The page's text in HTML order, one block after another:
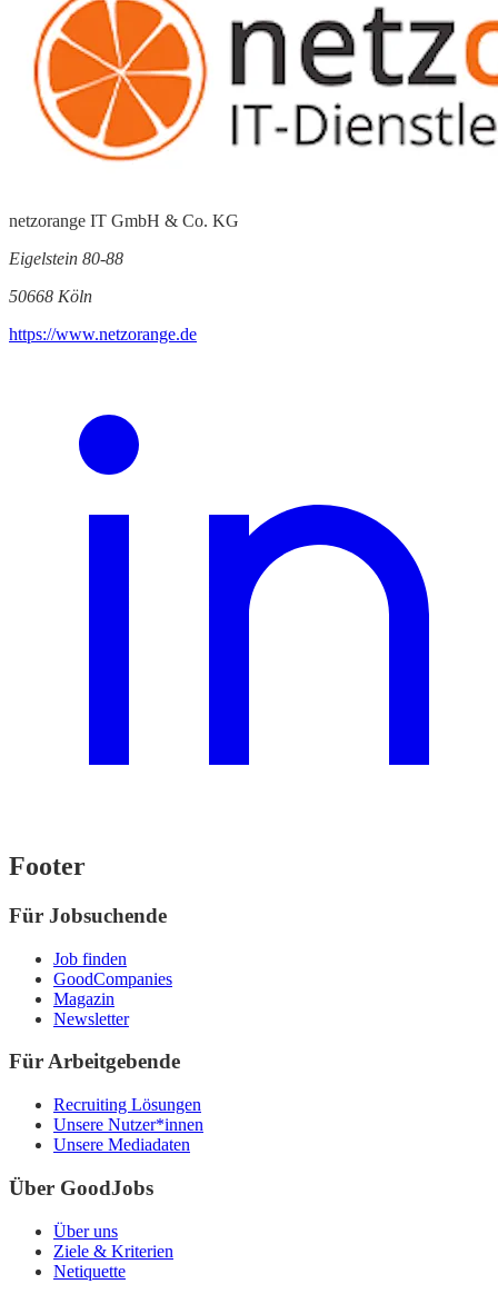
netzorange IT GmbH & Co. KG
Eigelstein 80-88
50668 Köln
https://www.netzorange.de
Footer
Für Jobsuchende
Job finden
GoodCompanies
Magazin
Newsletter
Für Arbeitgebende
Recruiting Lösungen
Unsere Nutzer*innen
Unsere Mediadaten
Über GoodJobs
Über uns
Ziele & Kriterien
Netiquette